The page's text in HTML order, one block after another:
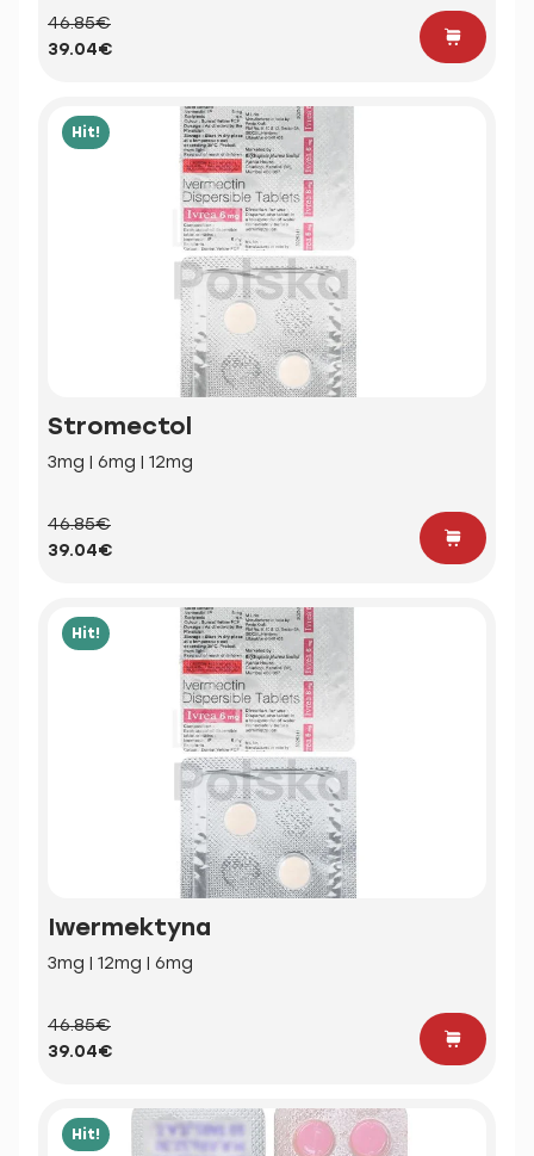
46.85€
39.04€
Hit!
Stromectol
3mg | 6mg | 12mg
46.85€
39.04€
Hit!
Iwermektyna
3mg | 12mg | 6mg
46.85€
39.04€
Hit!